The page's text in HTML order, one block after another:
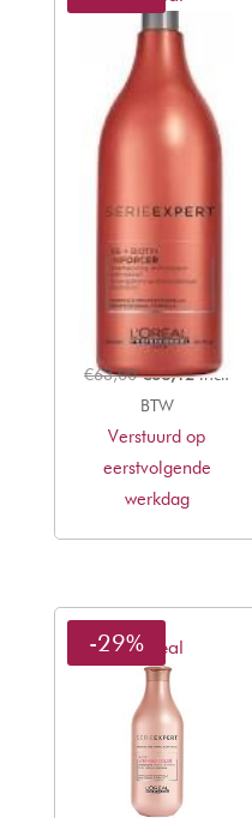
L’oreal Inforcer
Shampoo 1500ml
€63,00Oorspronkelijke
prijs
was:
€63,00.
€38,12Huidige
is:
€38,12.
Incl.
BTW
Verstuurd op
eerstvolgende
werkdag
L'oreal
-29%